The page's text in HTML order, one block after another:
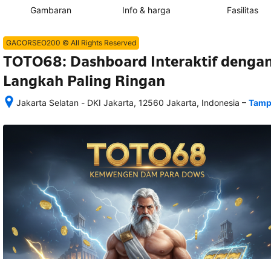
Gambaran Info & harga Fasilitas
GACORSEO200 © All Rights Reserved
TOTO68: Dashboard Interaktif
Langkah Paling Ringan
Jakarta Selatan - DKI Jakarta, 12560 Jakarta, Indonesia
memesan,
rincian
termasuk
nomor
telepon
alamat
akan
disertakan
–